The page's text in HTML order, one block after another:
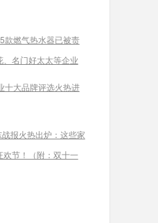
款燃气热水器已被责
名门好太太等企业
十大品牌评选火热进
报火热出炉：这些家
欢节！（附：双十一